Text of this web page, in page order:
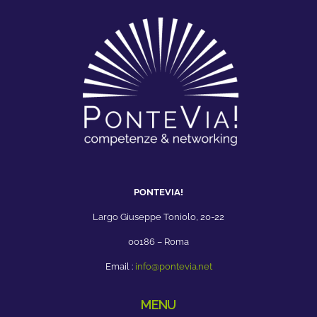
PONTEVIA!
Largo Giuseppe Toniolo, 20-22
00186 – Roma
Email : info@pontevia.net
MENU